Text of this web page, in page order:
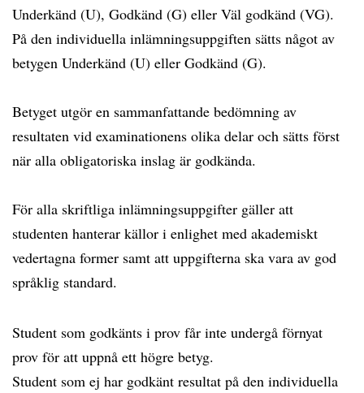
Underkänd (U), Godkänd (G) eller Väl godkänd (VG).
På den individuella inlämningsuppgiften sätts något av
betygen Underkänd (U) eller Godkänd (G).
Betyget utgör en sammanfattande bedömning av
resultaten vid examinationens olika delar och sätts först
när alla obligatoriska inslag är godkända.
För alla skriftliga inlämningsuppgifter gäller att
studenten hanterar källor i enlighet med akademiskt
vedertagna former samt att uppgifterna ska vara av god
språklig standard.
Student som godkänts i prov får inte undergå förnyat
prov för att uppnå ett högre betyg.
Student som ej har godkänt resultat på den individuella